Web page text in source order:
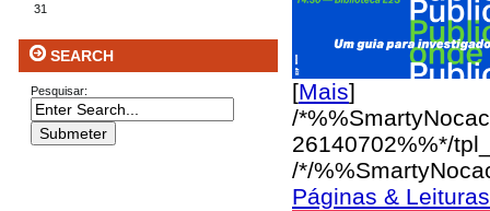
31
SEARCH
Pesquisar: [Mais]
/
26140702%%*/
/*/
Páginas &